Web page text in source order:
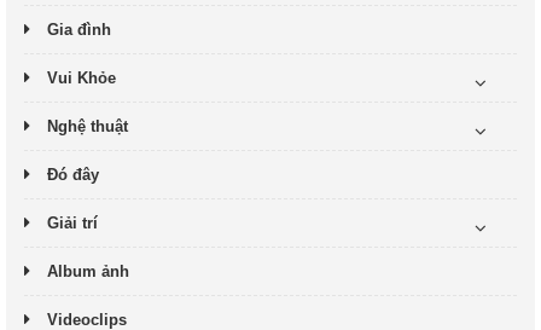
Gia đình
Vui Khỏe
Nghệ thuật
Đó đây
Giải trí
Album ảnh
Videoclips